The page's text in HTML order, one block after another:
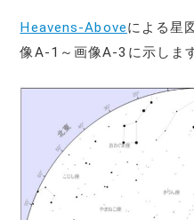
Heavens-Aboveによる星
像A-1～画像A-3に示しま